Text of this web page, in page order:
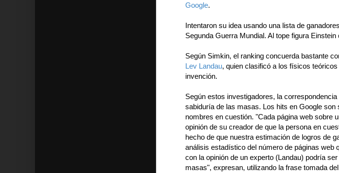
Google.
Intentaron su idea usando una lista de
Segunda Guerra Mundial. Al tope figura
Según Simkin, el ranking concuerda bastante
Lev Landau, quien clasificó a los físicos
invención.
Según estos investigadores, la
sabiduría de las masas. Los hits en Google
nombres en cuestión. "Cada página web sobre
opinión de su creador de que la persona en
hecho de que nuestra estimación de logros de
análisis estadístico del número de páginas web
con la opinión de un experto (Landau) podría
masas", expresan, utilizando la frase tomada del